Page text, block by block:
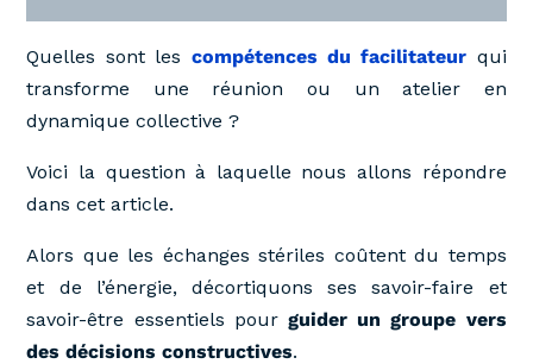
Quelles sont les compétences du facilitateur qui
transforme une réunion ou un atelier en
dynamique collective ?
Voici la question à laquelle nous allons répondre
dans cet article.
Alors que les échanges stériles coûtent du temps
et de l’énergie, décortiquons ses savoir-faire et
savoir-être essentiels pour guider un groupe vers
des décisions constructives.